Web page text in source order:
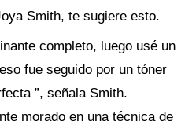
Smith, te sugiere esto.
completo, luego usé un
fue seguido por un tóner
”, señala Smith.
morado en una técnica de